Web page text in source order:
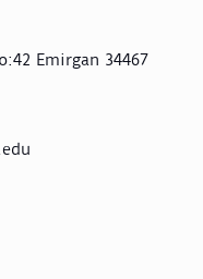
Emirgan 34467